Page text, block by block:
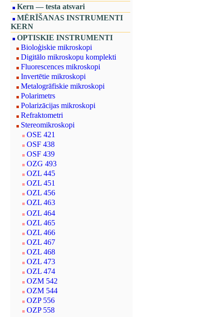
Kern — testa atsvari
MĒRĪŠANAS INSTRUMENTI
KERN
OPTISKIE INSTRUMENTI
Bioloģiskie mikroskopi
Digitālo mikroskopu komplekti
Fluorescences mikroskopi
Invertētie mikroskopi
Metalogrāfiskie mikroskopi
Polarimetrs
Polarizācijas mikroskopi
Refraktometri
Stereomikroskopi
OSE 421
OSF 438
OSF 439
OZG 493
OZL 445
OZL 451
OZL 456
OZL 463
OZL 464
OZL 465
OZL 466
OZL 467
OZL 468
OZL 473
OZL 474
OZM 542
OZM 544
OZP 556
OZP 558